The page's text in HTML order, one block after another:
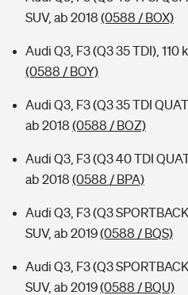
SUV, ab 2018 (0588 / BOX)
Audi Q3, F3 (Q3 35 TDI), 110
(0588 / BOY)
Audi Q3, F3 (Q3 35 TDI
ab 2018 (0588 / BOZ)
Audi Q3, F3 (Q3 40 TDI
ab 2018 (0588 / BPA)
Audi Q3, F3 (Q3
SUV, ab 2019(0588 / BQS)
Audi Q3, F3 (Q3
SUV, ab 2019(0588 / BQU)